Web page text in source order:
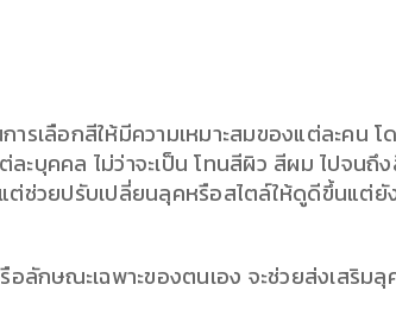
ลือกสีให้มีความเหมาะสมของแต่ละคน โ
ละบุคคล ไม่ว่าจะเป็น โทนสีผิว สีผม ไปจน
แต่ช่วยปรับเปลี่ยนลุคหรือสไตล์ให้ดูดีขึ้นแ
อลักษณะเฉพาะของตนเอง จะช่วยส่งเสริ